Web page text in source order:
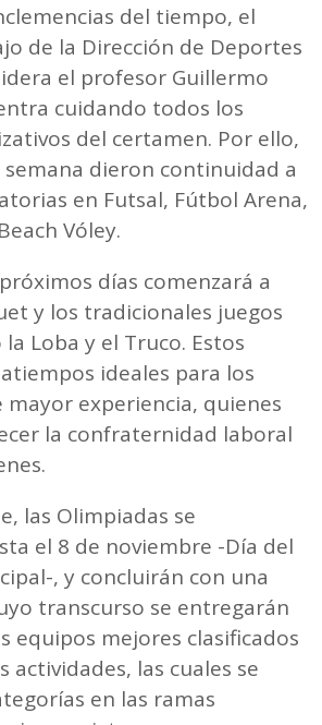
del tiempo, el
de la Dirección de Deportes
el profesor Guillermo
cuidando todos los
del certamen. Por ello,
dieron continuidad a
en Futsal, Fútbol Arena,
Vóley.
días comenzará a
y los tradicionales juegos
Loba y el Truco. Estos
ideales para los
experiencia, quienes
la confraternidad laboral
las Olimpiadas se
el 8 de noviembre -Día del
, y concluirán con una
transcurso se entregarán
equipos mejores clasificados
actividades, las cuales se
en las ramas